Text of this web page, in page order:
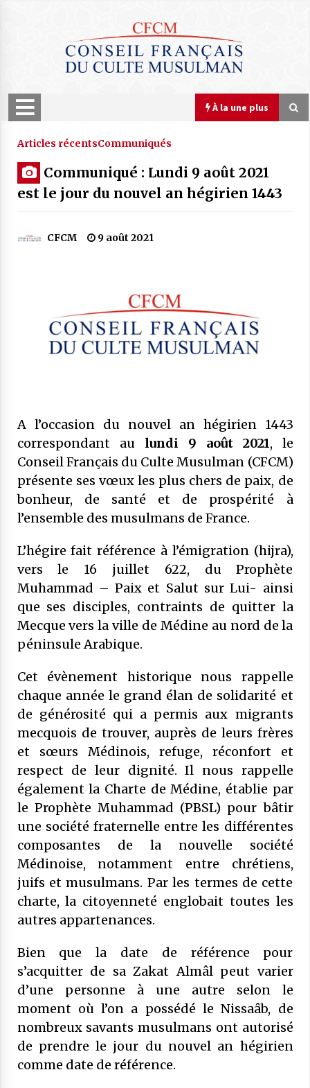
À la une plus
À la une plus
COMMUNIQUÉ : Le Nouvel An hégirien
1448 débute Mardi 16 juin 2026
22 avril 2026
COMMUNIQUÉ : Vendredi 20 mars 2026
est le jour de l’Aïd El Fitr
le CFCM appelle à considérer avant
tout l’unité et l’intérêt général des
musulmans de France
21 février 2026
COMMUNIQUÉ : Jeudi 19 février 2026
est le premier jour de Ramadan
17 février 2026
28 novembre 2025
Communiqué : LE CFCM MET EN
GARDE CONTRE
L’INSTRUMENTALISATION DES
FRANCE
20 novembre 2025
désinformation de Florence
Bergeaud-Blackler et autres pseudo –
islamologues
9 octobre 2025
COMMUNIQUÉ : Succession de
sanctions administratives ciblant des
institutions musulmanes : le CFCM
alerte sur les risques et préjudices
6 juillet 2025
COMMUNIQUÉ : « Frères Musulmans,
voile… » Le CFCM salue les appels à
l’apaisement des plus hautes autorités
de l’État.
27 mai 2025
COMMUNIQUÉ CFCM : Vendredi 6 juin
2025 est le premier jour de l’aïd El Adha
1446H
COMMUNIQUÉ : Rapport sur les «
frères musulmans »: il ne doit surtout
pas alimenter une suspicion
généralisée à l’égard des musulmans
de France
21 mai 2025
Articles récentsCommuniqués
Communiqué : Lundi 9 août 2021
est le jour du nouvel an hégirien 1443
CFCM 9 août 2021
A l’occasion du nouvel an hégirien 1443
correspondant au lundi 9 août 2021, le
Conseil Français du Culte Musulman (CFCM)
présente ses vœux les plus chers de paix, de
bonheur, de santé et de prospérité à
l’ensemble des musulmans de France.
L’hégire fait référence à l’émigration (hijra),
vers le 16 juillet 622, du Prophète
Muhammad – Paix et Salut sur Lui- ainsi
que ses disciples, contraints de quitter la
Mecque vers la ville de Médine au nord de la
péninsule Arabique.
Cet évènement historique nous rappelle
chaque année le grand élan de solidarité et
de générosité qui a permis aux migrants
mecquois de trouver, auprès de leurs frères
et sœurs Médinois, refuge, réconfort et
respect de leur dignité. Il nous rappelle
également la Charte de Médine, établie par
le Prophète Muhammad (PBSL) pour bâtir
une société fraternelle entre les différentes
composantes de la nouvelle société
Médinoise, notamment entre chrétiens,
juifs et musulmans. Par les termes de cette
charte, la citoyenneté englobait toutes les
autres appartenances.
Bien que la date de référence pour
s’acquitter de sa Zakat Almâl peut varier
d’une personne à une autre selon le
moment où l’on a possédé le Nissaâb, de
nombreux savants musulmans ont autorisé
de prendre le jour du nouvel an hégirien
comme date de référence.